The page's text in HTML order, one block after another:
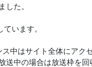
した。
います。
中はサイト全体にアク
送中の場合は放送枠を回